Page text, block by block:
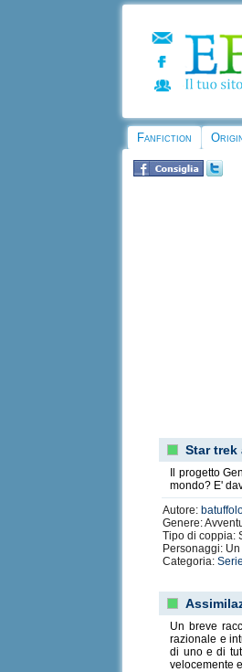
Fanfiction
Star
Il progetto
mondo? E'
Autore:
Genere:
Tipo di coppia:
Personaggi: Un
Categoria:
Un breve
razionale e
di uno e di
velocemente